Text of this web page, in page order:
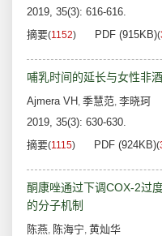
2019, 35(3): 616-616.
摘要(1152) PDF (915KB)(
哺乳时间的延长与女性非
Ajmera VH , 季慧范, 李晓珂
2019, 35(3): 630-630.
摘要(1115) PDF (924KB)(
酮康唑通过下调COX-2过
的分子机制
陈燕, 陈海宁, 黄灿华